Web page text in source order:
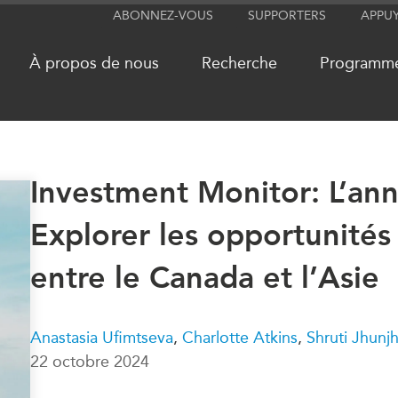
ABONNEZ-VOUS SUPPORTERS
À propos de nous Recherche
RÉSEAUX
Attachés supérieurs de recherche
ABLAC
APEC
PECC
MÉDIAS
Dans
Vidéos
Nos Experts
Investment Monitor:
Explorer les opportunités
entre le Canada et l’Asie
Anastasia Ufimtseva, Charlotte Atkins, Shruti
22 octobre 2024